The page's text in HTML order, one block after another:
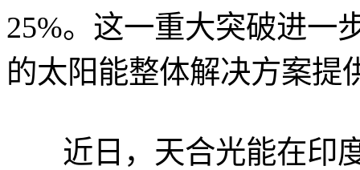
25%。这一重大突破进一
的太阳能整体解决方案提
近日，天合光能在印度